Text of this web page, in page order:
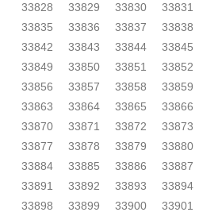
33828
33829 33830 33831
33835
33836 33837 33838
33842
33843 33844 33845
33849
33850 33851 33852
33856
33857 33858 33859
33863
33864 33865 33866
33870
33871 33872 33873
33877
33878 33879 33880
33884
33885 33886 33887
33891
33892 33893 33894
33898
33899 33900 33901